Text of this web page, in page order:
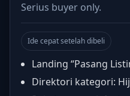
Serius buyer only.
Ide cepat setelah dibeli
Landing “Pasang
Direktori kategori: